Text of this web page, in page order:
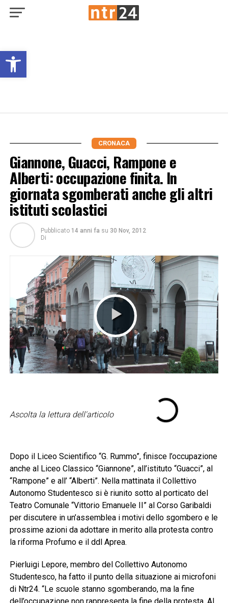
Open toolbar
CRONACA
Giannone, Guacci, Rampone e
Alberti: occupazione finita. In
giornata sgomberati anche gli altri
istituti scolastici
Pubblicato 14 anni fa su 30 Nov, 2012
Di
Ascolta la lettura dell'articolo
Dopo il Liceo Scientifico “G. Rummo”, finisce l’occupazione
anche al Liceo Classico “Giannone”, all’istituto “Guacci”, al
“Rampone” e all’ “Alberti”. Nella mattinata il Collettivo
Autonomo Studentesco si è riunito sotto al porticato del
Teatro Comunale “Vittorio Emanuele II” al Corso Garibaldi
per discutere in un’assemblea i motivi dello sgombero e le
prossime azioni da adottare in merito alla protesta contro
la riforma Profumo e il ddl Aprea.
Pierluigi Lepore, membro del Collettivo Autonomo
Studentesco, ha fatto il punto della situazione ai microfoni
di Ntr24. “Le scuole stanno sgomberando, ma la fine